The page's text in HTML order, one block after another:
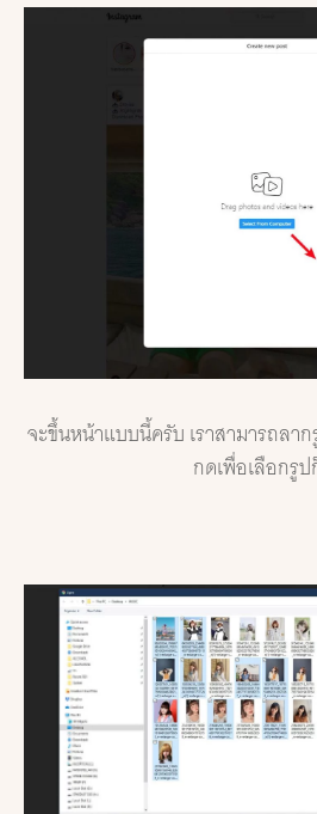
จะขึ้นหน้าแบบนี้ครับ เราสามารถลาก
กดเพื่อเลือกรูป